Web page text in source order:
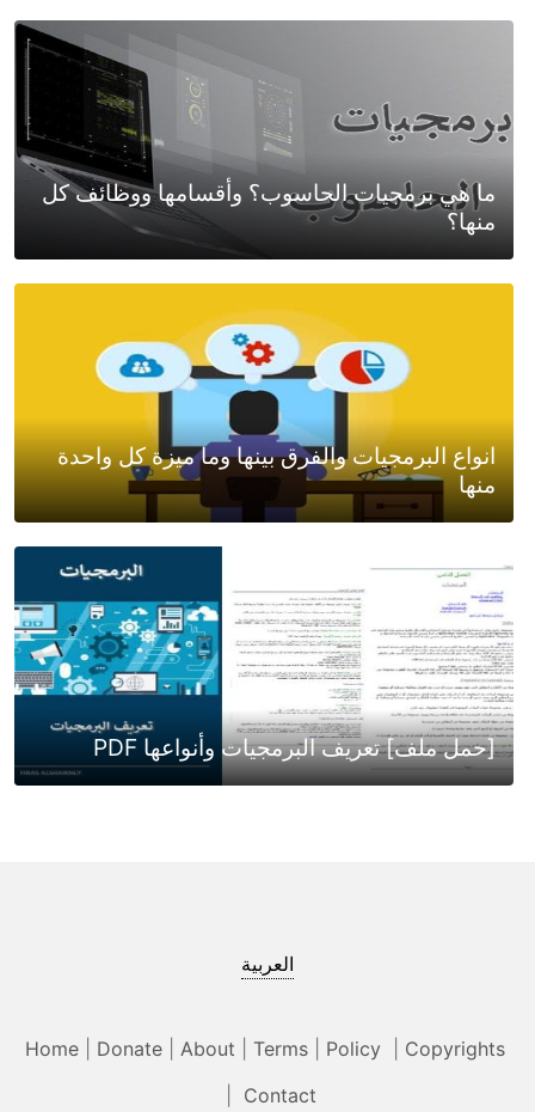
ما هي برمجيات الحاسوب؟ وأقسامها ووظائف كل
منها؟
انواع البرمجيات والفرق بينها وما ميزة كل واحدة
منها
[حمل ملف] تعريف البرمجيات وأنواعها PDF
العربية
Home| Donate| About Terms| Policy
Copyrights
Contact